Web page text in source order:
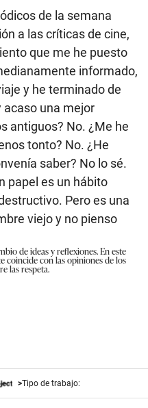
de la semana
a las críticas de cine,
que me he puesto
informado,
y he terminado de
acaso una mejor
antiguos? No. ¿Me he
tonto? No. ¿He
saber? No lo sé.
papel es un hábito
Pero es una
viejo y no pienso
de ideas y reflexiones. En este
coincide con las opiniones de los
las respeta.
Tipo de trabajo: